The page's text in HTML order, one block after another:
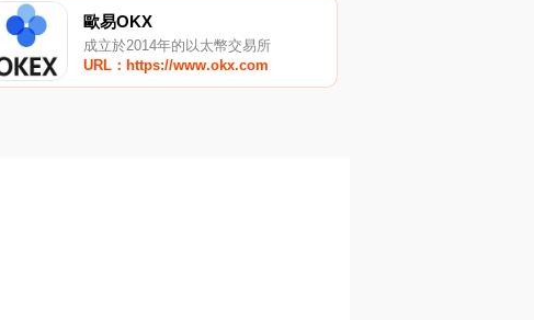
歐易OKX
成立於2014年的以太幣交易所
URL：https://www.okx.com